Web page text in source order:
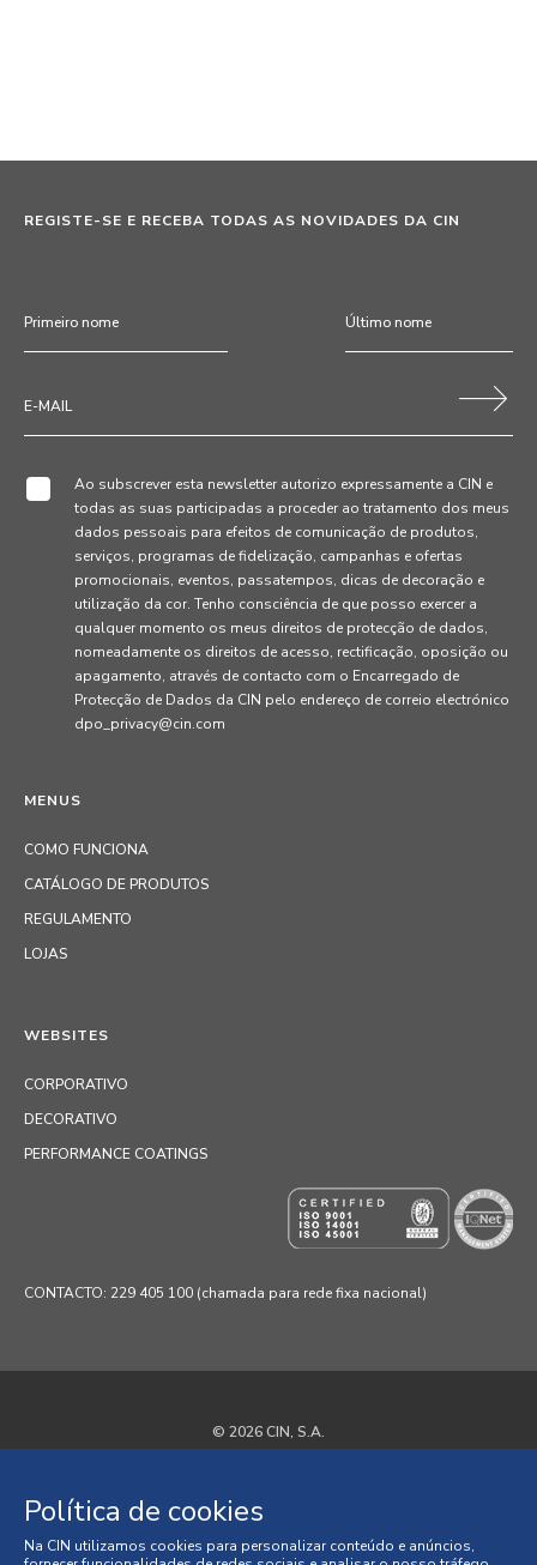
MENUS
COMO FUNCIONA
CATÁLOGO DE PRODUTOS
REGULAMENTO
LOJAS
REGISTE-SE E RECEBA TODAS AS NOVIDADES DA CIN
Ao subscrever esta newsletter autorizo expressamente a CIN e
todas as suas participadas a proceder ao tratamento dos meus
dados pessoais para efeitos de comunicação de produtos,
serviços, programas de fidelização, campanhas e ofertas
promocionais, eventos, passatempos, dicas de decoração e
utilização da cor. Tenho consciência de que posso exercer a
qualquer momento os meus direitos de protecção de dados,
nomeadamente os direitos de acesso, rectificação, oposição ou
apagamento, através de contacto com o Encarregado de
Protecção de Dados da CIN pelo endereço de correio electrónico
dpo_privacy@cin.com
WEBSITES
CORPORATIVO
DECORATIVO
PERFORMANCE COATINGS
CONTACTO: 229 405 100 (chamada para rede fixa nacional)
© 2026 CIN, S.A.
Política de Privacidade
Política de cookies
Na CIN utilizamos cookies para personalizar conteúdo e anúncios,